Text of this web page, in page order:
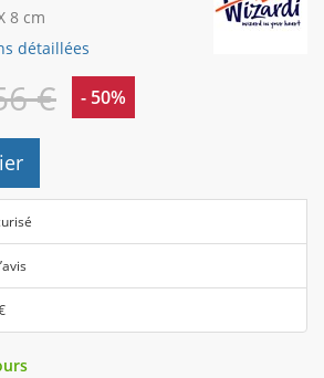
8 cm
détaillées
€ - 50%